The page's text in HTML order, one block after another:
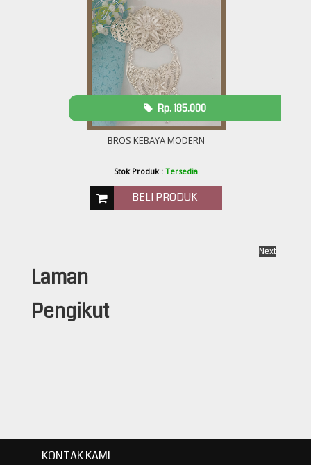
BROS KEBAYA MODERN
Rp. 185.000
Stok Produk :Tersedia
BELI PRODUK
Next
Laman
Pengikut
KONTAK KAMI